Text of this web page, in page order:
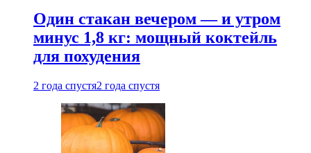
Один стакан вечером — и утром
минус 1,8 кг: мощный коктейль
для похудения
2 года спустя2 года спустя